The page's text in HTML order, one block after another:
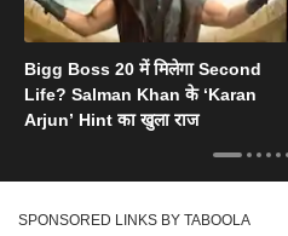
Bigg Boss 20 में मिलेगा Second
Life? Salman Khan के ‘Karan
Arjun’ Hint का खुला राज
SPONSORED LINKS BY TABOOLA